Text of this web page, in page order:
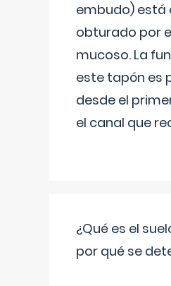
embudo) está
obturado por
mucoso. La
este tapón es
desde el
el canal que
¿Qué es el
por qué se